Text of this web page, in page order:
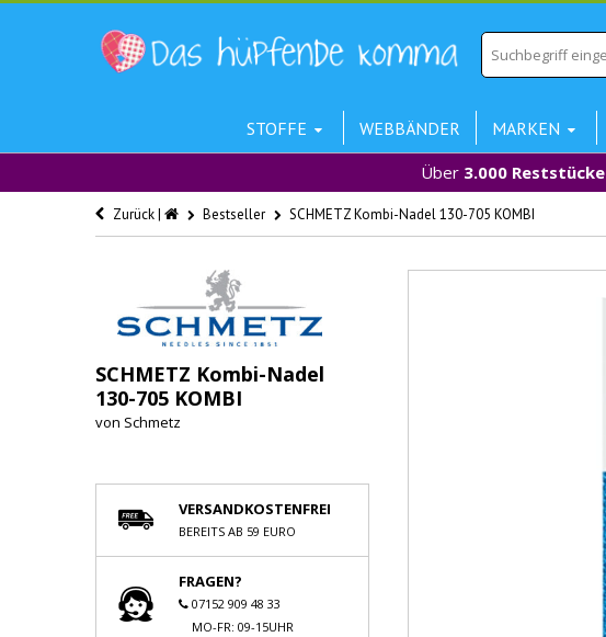
STOFFE WEBBÄNDER MARKEN
Über 3.000 Reststücke
Zurück | Bestseller SCHMETZ Kombi-Nadel 130-705 KOMBI
SCHMETZ Kombi-Nadel
130-705 KOMBI
von Schmetz
VERSANDKOSTENFREI
BEREITS AB 59 EURO
FRAGEN?
07152 909 48 33
MO-FR: 09-15UHR